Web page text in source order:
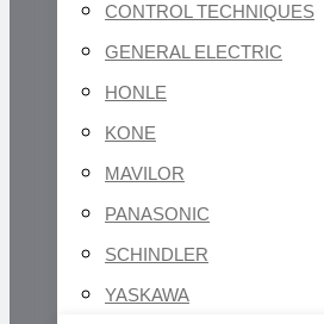
CONTROL TECHNIQUES
GENERAL ELECTRIC
HONLE
KONE
MAVILOR
PANASONIC
SCHINDLER
YASKAWA